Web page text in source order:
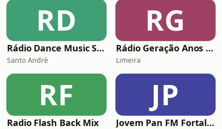
RD
Rádio Dance Music Super Hits
Santo André
RG
Rádio Geração Anos 80s Flashback
Limeira
RF
Radio Flash Back Mix
JP
Jovem Pan FM Fortaleza